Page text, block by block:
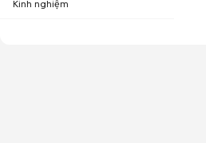
Kinh nghiệm